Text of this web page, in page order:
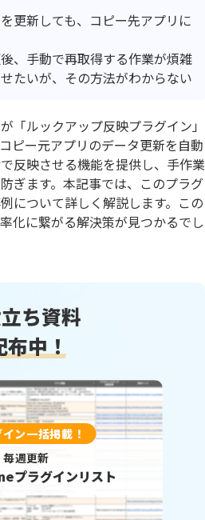
更新しても、コピー先アプリに
、手動で再取得する作業が煩雑
たいが、その方法がわからない
「ルックアップ反映プラグイン」
ピー元アプリのデータ更新を自動
反映させる機能を提供し、手作業
ぎます。本記事では、このプラグ
について詳しく解説します。この
化に繋がる解決策が見つかるでし
ち資料
中！
ン一括掲載！
毎週更新
プラグインリスト